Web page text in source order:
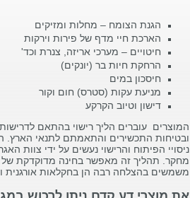
הגנת הצומח – מחלות ומזיקים
הארכת חיי מדף של פירות וירקות
חיטויים – מערכי אריזה, צנרת וכד'
הרחקת חיות בר (יונקים)
חיסכון במים
מניעת עקות (סטרס) חום וקור
דישון וטיוב הקרקע
המוצרים עוברים הליך רישוי בהתאם
ובטיחות התכשירים והתאמתם לתנאי הארץ.
ניסויי הפיתוח והרישוי נעשים על ידי
מחקר. תהליך זה מאפשר בחינה מדוקדקת של
משמשים בהצלחה רבה הן בחקלאות אורגנית